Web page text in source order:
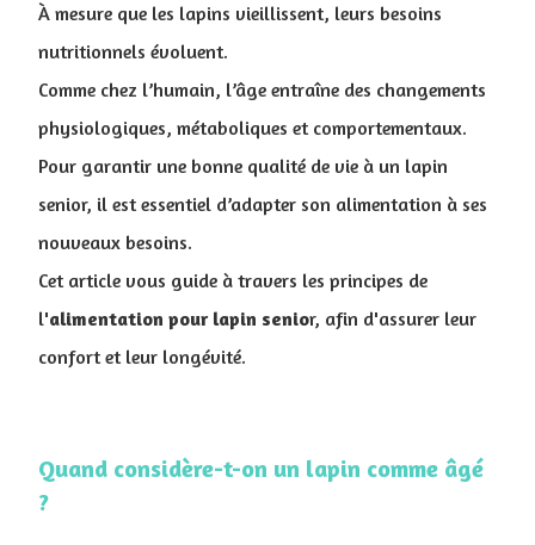
À mesure que les lapins vieillissent, leurs besoins
nutritionnels évoluent.
Comme chez l’humain, l’âge entraîne des changements
physiologiques, métaboliques et comportementaux.
Pour garantir une bonne qualité de vie à un lapin
senior, il est essentiel d’adapter son alimentation à ses
nouveaux besoins.
Cet article vous guide à travers les principes de
l'alimentation pour lapin senior, afin d'assurer leur
confort et leur longévité.
Quand considère-t-on un lapin comme âgé
?